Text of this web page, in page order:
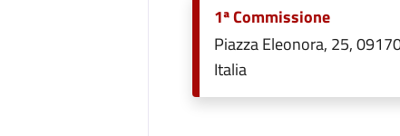
1ª Commissione
Piazza Eleonora, 25,
Italia